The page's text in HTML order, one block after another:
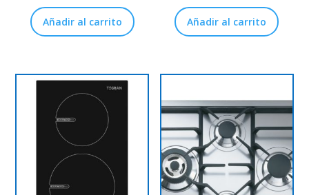
Añadir al carrito Añadir al carrito